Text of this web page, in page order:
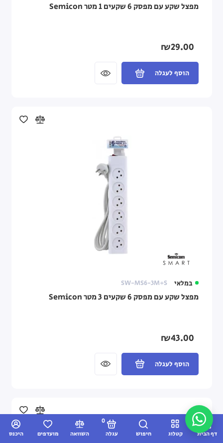
דף הבית קטלוג חיפוש עגלה
0
השוואה
מועדפים היכנס
מפצל שקע עם מפסק 6 שקעים 1 מטר Semicon
₪29.00
הוסף לעגלה
במלאי SW-MS6-3M+S
מפצל שקע עם מפסק 6 שקעים 3 מטר Semicon
₪43.00
הוסף לעגלה